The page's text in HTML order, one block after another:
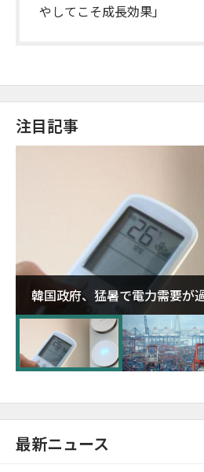
やしてこそ成長効果」
注目記事
韓国政府、猛暑で電力需要が
に需給対応体制を点検
最新ニュース